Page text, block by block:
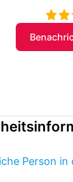
Person in